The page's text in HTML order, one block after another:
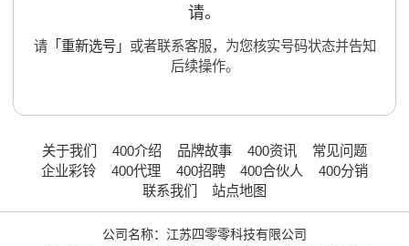
请。
请「重新选号」 或者联系客服，为您核实号码状态并告知
后续操作。
关于我们 400介绍 品牌故事 400资讯
常见问题
企业彩铃
400代理 400招聘 400合伙人
400分销
联系我们
站点地图
公司名称：江苏四零零科技有限公司